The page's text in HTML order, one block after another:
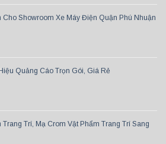
Cho Showroom Xe Máy Điện Quận Phú Nhuận
Quảng Cáo Trọn Gói, Giá Rẻ
Trang Trí, Mạ Crom Vật Phẩm Trang Trí Sang